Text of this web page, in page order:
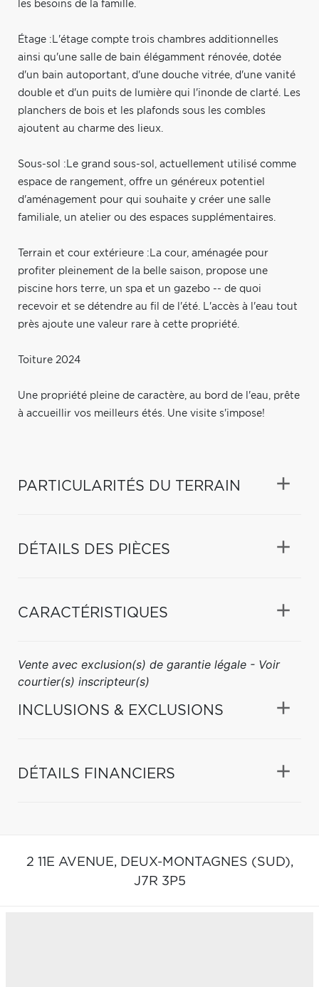
les besoins de la famille.
Étage :L'étage compte trois chambres additionnelles
ainsi qu'une salle de bain élégamment rénovée, dotée
d'un bain autoportant, d'une douche vitrée, d'une vanité
double et d'un puits de lumière qui l'inonde de clarté. Les
planchers de bois et les plafonds sous les combles
ajoutent au charme des lieux.
Sous-sol :Le grand sous-sol, actuellement utilisé comme
espace de rangement, offre un généreux potentiel
d'aménagement pour qui souhaite y créer une salle
familiale, un atelier ou des espaces supplémentaires.
Terrain et cour extérieure :La cour, aménagée pour
profiter pleinement de la belle saison, propose une
piscine hors terre, un spa et un gazebo -- de quoi
recevoir et se détendre au fil de l'été. L'accès à l'eau tout
près ajoute une valeur rare à cette propriété.
Toiture 2024
Une propriété pleine de caractère, au bord de l'eau, prête
à accueillir vos meilleurs étés. Une visite s'impose!
PARTICULARITÉS DU TERRAIN
DÉTAILS DES PIÈCES
CARACTÉRISTIQUES
Vente avec exclusion(s) de garantie légale - Voir
courtier(s) inscripteur(s)
INCLUSIONS & EXCLUSIONS
DÉTAILS FINANCIERS
2 11E AVENUE, DEUX-MONTAGNES (SUD),
J7R 3P5